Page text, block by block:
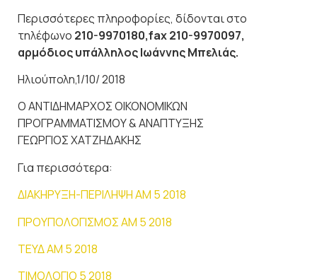
Περισσότερες πληροφορίες, δίδονται στο
τηλέφωνο 210-9970180,fax 210-9970097,
αρμόδιος υπάλληλος Ιωάννης Μπελιάς.
Ηλιούπολη,1/10/ 2018
Ο ΑΝΤΙΔΗΜΑΡΧΟΣ ΟΙΚΟΝΟΜΙΚΩΝ
ΠΡΟΓΡΑΜΜΑΤΙΣΜΟΥ & ΑΝΑΠΤΥΞΗΣ
ΓΕΩΡΓΙΟΣ ΧΑΤΖΗΔΑΚΗΣ
Για περισσότερα:
ΔΙΑΚΗΡΥΞΗ-ΠΕΡΙΛΗΨΗ ΑΜ 5 2018
ΠΡΟΥΠΟΛΟΓΙΣΜΟΣ ΑΜ 5 2018
ΤΕΥΔ ΑΜ 5 2018
ΤΙΜΟΛΟΓΙΟ 5 2018